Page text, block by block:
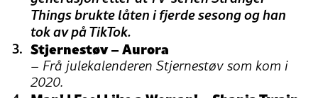
Things brukte låten i fjerde sesong og han
tok av på TikTok.
Stjernestøv – Aurora
– Frå julekalenderen Stjernestøv som kom i
2020.